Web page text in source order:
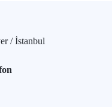
/ İstanbul